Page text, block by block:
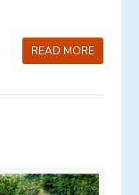
READ MORE